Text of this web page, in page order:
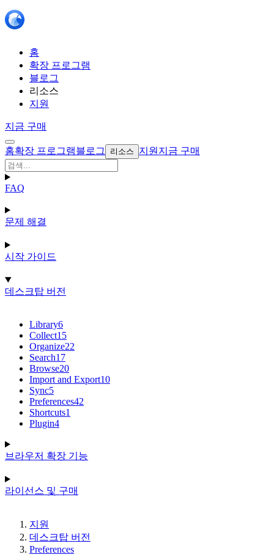
홈
확장 프로그램
블로그
리소스
지원
지금 구매
홈확장 프로그램블로그 리소스 지원 지금 구매
FAQ
문제 해결
시작 가이드
데스크탑 버전
Library6
Collect15
Organize22
Search17
Browse20
Import and Export10
Sync5
Preferences42
Shortcuts1
Plugin4
브라우저 확장 기능
라이선스 및 구매
지원
데스크탑 버전
Preferences